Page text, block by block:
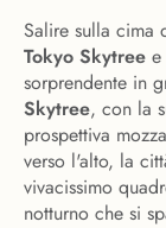
Salire sulla cima
Tokyo Skytree
sorprendente in
Skytree, con la
prospettiva
verso l'alto, la
vivacissimo
notturno che si